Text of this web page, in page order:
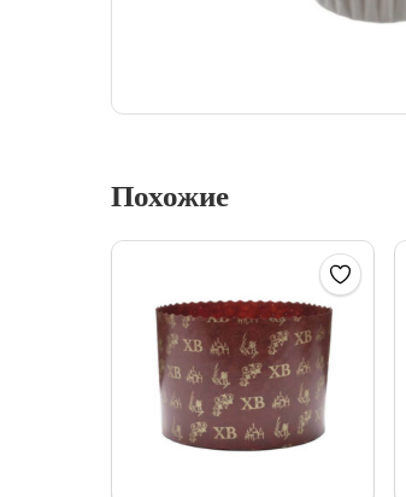
Похожие